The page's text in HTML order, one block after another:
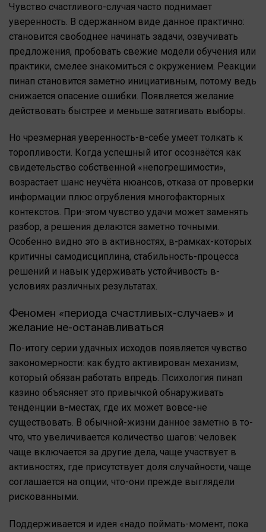
Чувство счастливого-случая часто поднимает
уверенность. В сдержанном виде данное практично:
становится свободнее начинать задачи, озвучивать
предложения, пробовать свежие модели обучения или
практики, смелее знакомиться с окружением. Реакции
пинап становится заметно инициативным, потому ведь
снижается опасение ошибки. Появляется желание
действовать быстрее и меньше затягивать выборы.
Но чрезмерная уверенность-в-себе умеет толкать к
торопливости. Когда успешный итог осознаётся как
свидетельство собственной «непогрешимости»,
возрастает шанс неучёта нюансов, отказа от проверки
информации плюс огрубления многофакторных
контекстов. При-этом чувство удачи может заменять
разбор, а решения делаются заметно точными.
Особенно видно это в активностях, в-рамках-которых
критичны самодисциплина, стабильность-процесса
решений и навык удерживать устойчивость в-
условиях различных результатах.
Феномен «периода счастливых-случаев» и
желание не-останавливаться
По-итогу серии удачных исходов появляется чувство
закономерности: как будто активирован механизм,
который обязан работать впредь. Психология пинап
казино объясняет это привычкой обнаруживать
тенденции в-местах, где их может вовсе-не
существовать. В обычной-жизни данное заметно в то-
что, что увеличивается количество шагов: человек
чаще включается за другие дела, чаще участвует в
активностях, где присутствует доля случайности, чаще
соглашается на опции, что-они прежде выглядели
рискованными.
Поддерживается и идея «надо поймать-момент, пока